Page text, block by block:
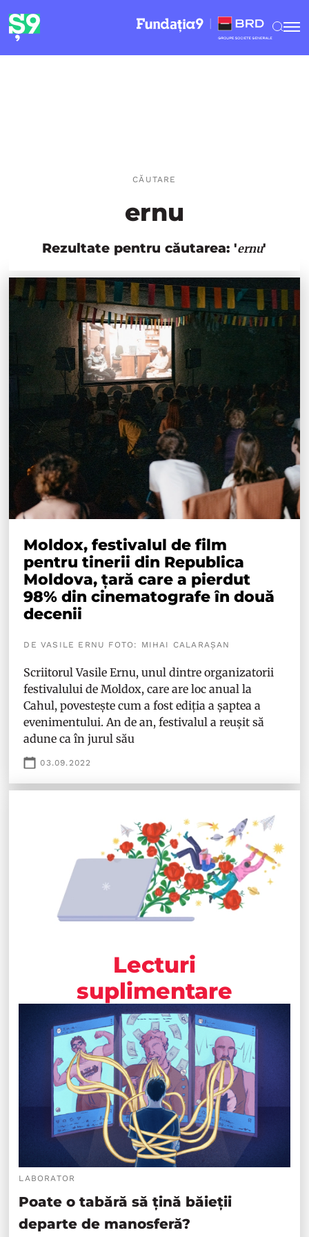
CĂUTARE
ernu
Rezultate pentru căutarea: 'ernu'
Moldox, festivalul de film
pentru tinerii din Republica
Moldova, țară care a pierdut
98% din cinematografe în două
decenii
DE VASILE ERNU FOTO: MIHAI CALARAȘAN
Scriitorul Vasile Ernu, unul dintre organizatorii
festivalului de Moldox, care are loc anual la
Cahul, povestește cum a fost ediția a șaptea a
evenimentului. An de an, festivalul a reușit să
adune ca în jurul său
03.09.2022
Lecturi
suplimentare
LABORATOR
Poate o tabără să țină băieții
departe de manosferă?